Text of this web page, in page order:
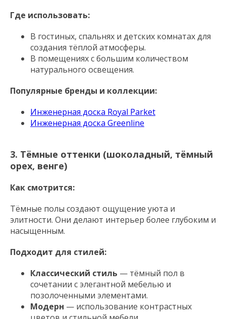
Где использовать:
В гостиных, спальнях и детских комнатах для
создания тёплой атмосферы.
В помещениях с большим количеством
натурального освещения.
Популярные бренды и коллекции:
Инженерная доска Royal Parket
Инженерная доска Greenline
3. Тёмные оттенки (шоколадный, тёмный
орех, венге)
Как смотрится:
Тёмные полы создают ощущение уюта и
элитности. Они делают интерьер более глубоким и
насыщенным.
Подходит для стилей:
Классический стиль — тёмный пол в
сочетании с элегантной мебелью и
позолоченными элементами.
Модерн — использование контрастных